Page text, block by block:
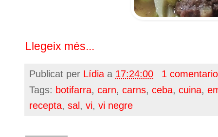
Llegeix més...
Publicat per Lídia a 17:24:00
1
Tags: botifarra, carn, carns, ceba, cuina,
recepta, sal , vi, vi negre